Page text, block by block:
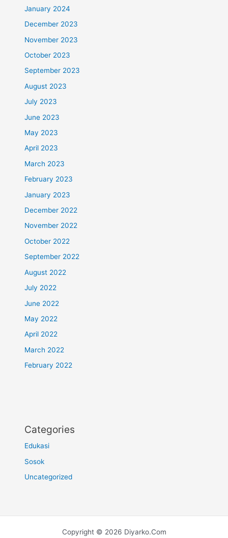
January 2024
December 2023
November 2023
October 2023
September 2023
August 2023
July 2023
June 2023
May 2023
April 2023
March 2023
February 2023
January 2023
December 2022
November 2022
October 2022
September 2022
August 2022
July 2022
June 2022
May 2022
April 2022
March 2022
February 2022
Categories
Edukasi
Sosok
Uncategorized
Copyright © 2026 Diyarko.Com